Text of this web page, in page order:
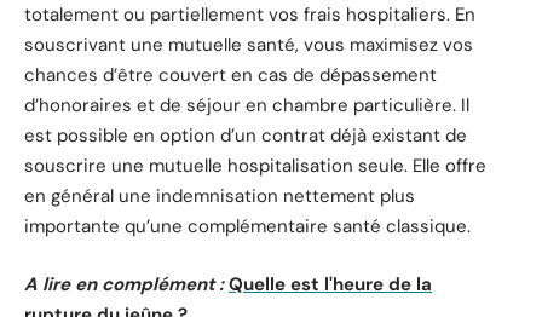
totalement ou partiellement vos frais hospitaliers. En
souscrivant une mutuelle santé, vous maximisez vos
chances d’être couvert en cas de dépassement
d’honoraires et de séjour en chambre particulière. Il
est possible en option d’un contrat déjà existant de
souscrire une mutuelle hospitalisation seule. Elle offre
en général une indemnisation nettement plus
importante qu’une complémentaire santé classique.
A lire en complément : Quelle est l'heure de la